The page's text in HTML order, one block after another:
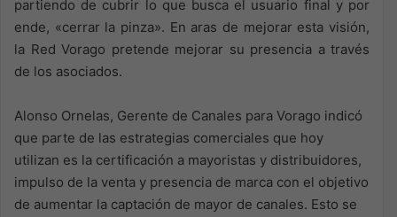
partiendo de cubrir lo que busca el usuario final y por
ende, «cerrar la pinza». En aras de mejorar esta visión,
la Red Vorago pretende mejorar su presencia a través
de los asociados.
Alonso Ornelas, Gerente de Canales para Vorago indicó
que parte de las estrategias comerciales que hoy
utilizan es la certificación a mayoristas y distribuidores,
impulso de la venta y presencia de marca con el objetivo
de aumentar la captación de mayor de canales. Esto se